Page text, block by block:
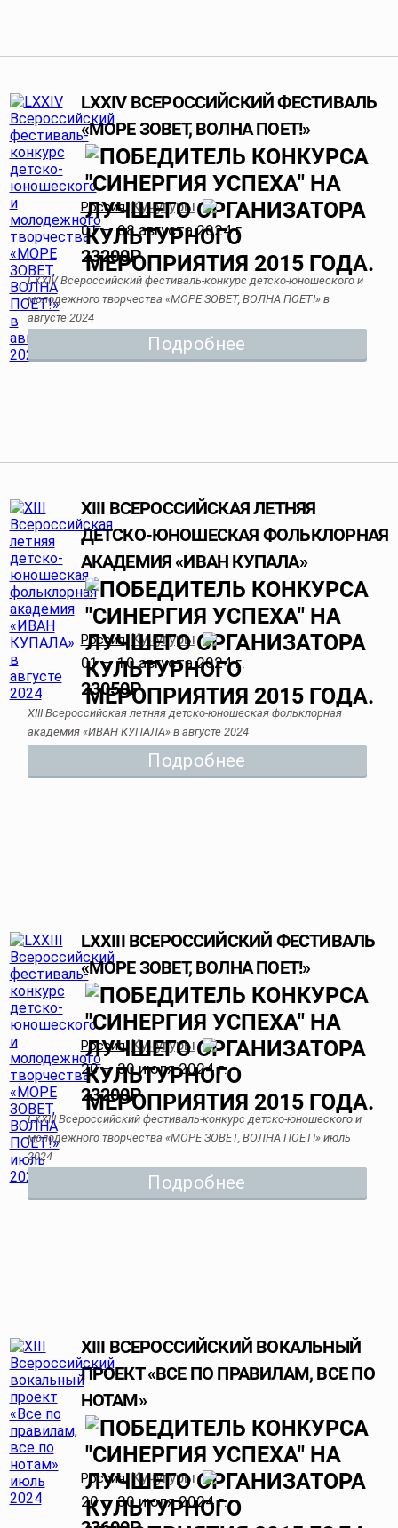
LXXIV ВСЕРОССИЙСКИЙ ФЕСТИВАЛЬ
«МОРЕ ЗОВЕТ, ВОЛНА ПОЕТ!»
Россия,Кучугуры
01 — 08 августа 2024 г.
23200Р
LXXIV Всероссийский фестиваль-конкурс детско-юношеского и
молодежного творчества «МОРЕ ЗОВЕТ, ВОЛНА ПОЕТ!» в
августе 2024
Подробнее
XIII ВСЕРОССИЙСКАЯ ЛЕТНЯЯ
ДЕТСКО-ЮНОШЕСКАЯ ФОЛЬКЛОРНАЯ
АКАДЕМИЯ «ИВАН КУПАЛА»
Россия,Кучугуры
01 — 10 августа 2024 г.
23050Р
XIII Всероссийская летняя детско-юношеская фольклорная
академия «ИВАН КУПАЛА» в августе 2024
Подробнее
LXXIII ВСЕРОССИЙСКИЙ ФЕСТИВАЛЬ
«МОРЕ ЗОВЕТ, ВОЛНА ПОЕТ!»
Россия,Кучугуры
20 — 30 июля 2024 г.
23200Р
LXXIII Всероссийский фестиваль-конкурс детско-юношеского и
молодежного творчества «МОРЕ ЗОВЕТ, ВОЛНА ПОЕТ!» июль
2024
Подробнее
XIII ВСЕРОССИЙСКИЙ ВОКАЛЬНЫЙ
ПРОЕКТ «ВСЕ ПО ПРАВИЛАМ, ВСЕ ПО
НОТАМ»
Россия,Кучугуры
20 — 30 июля 2024 г.